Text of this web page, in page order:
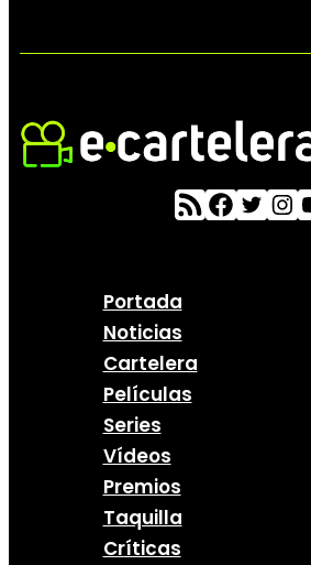
Portada
Noticias
Cartelera
Películas
Series
Vídeos
Premios
Taquilla
Críticas